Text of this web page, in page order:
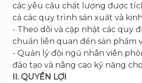
các yêu cầu chất lượng được
cả các quy trình sản xuất và
- Theo dõi và cập nhật các quy
chuẩn liên quan đến sản phẩm
- Quản lý đội ngũ nhân viên
đào tạo và nâng cao kỹ năng
II. QUYỀN LỢI